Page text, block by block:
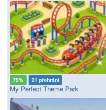
75% 21 přehrání
My Perfect Theme Park